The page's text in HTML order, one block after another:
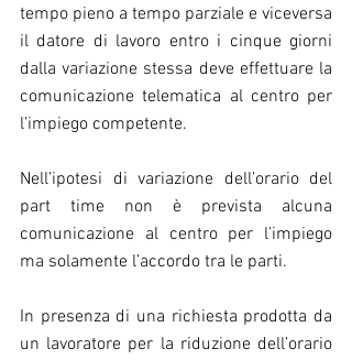
tempo pieno a tempo parziale e viceversa
il datore di lavoro entro i cinque giorni
dalla variazione stessa deve effettuare la
comunicazione telematica al centro per
l’impiego competente.
Nell’ipotesi di variazione dell’orario del
part time non è prevista alcuna
comunicazione al centro per l’impiego
ma solamente l’accordo tra le parti.
In presenza di una richiesta prodotta da
un lavoratore per la riduzione dell’orario